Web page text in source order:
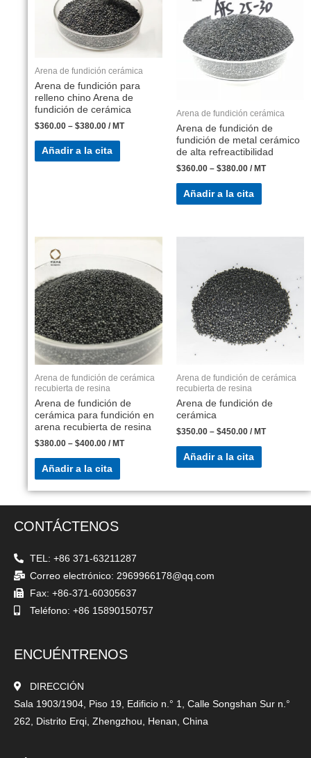
Arena de fundición cerámica
Arena de fundición para
relleno chino Arena de
fundición de cerámica
$360.00 – $380.00 / MT
Añadir a la cita
Arena de fundición cerámica
Arena de fundición de
fundición de metal cerámico
de alta refreactibilidad
$360.00 – $380.00 / MT
Añadir a la cita
Arena de fundición de cerámica
recubierta de resina
Arena de fundición de
cerámica para fundición en
arena recubierta de resina
$380.00 – $400.00 / MT
Añadir a la cita
Arena de fundición de cerámica
recubierta de resina
Arena de fundición de
cerámica
$350.00 – $450.00 / MT
Añadir a la cita
CONTÁCTENOS
TEL: +86 371-63211287
Correo electrónico: 2969966178@qq.com
Fax: +86-371-60305637
Teléfono: +86 15890150757
ENCUÉNTRENOS
DIRECCIÓN
Sala 1903/1904, Piso 19, Edificio n.° 1, Calle Songshan Sur n.°
262, Distrito Erqi, Zhengzhou, Henan, China